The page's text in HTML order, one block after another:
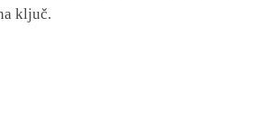
ključ.